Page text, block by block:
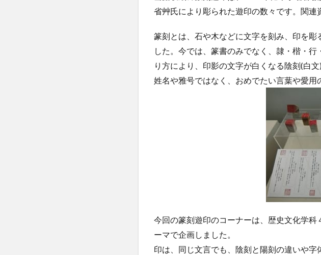
省艸氏により彫られた遊印の数々です。関連
篆刻とは、石や木などに文字を刻み、印を彫
した。今では、篆書のみでなく、隷・楷・
り方により、印影の文字が白くなる陰刻(白
姓名や雅号ではなく、おめでたい言葉や愛用
今回の篆刻遊印のコーナーは、歴史文化学
ーマで企画しました。
印は、同じ文言でも、陰刻と陽刻の違いや